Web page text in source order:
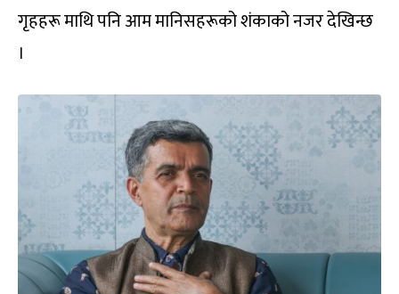
गृहहरू माथि पनि आम मानिसहरूको शंकाको नजर देखिन्छ
।